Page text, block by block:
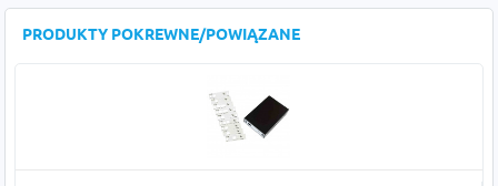
PRODUKTY POKREWNE/POWIĄZANE